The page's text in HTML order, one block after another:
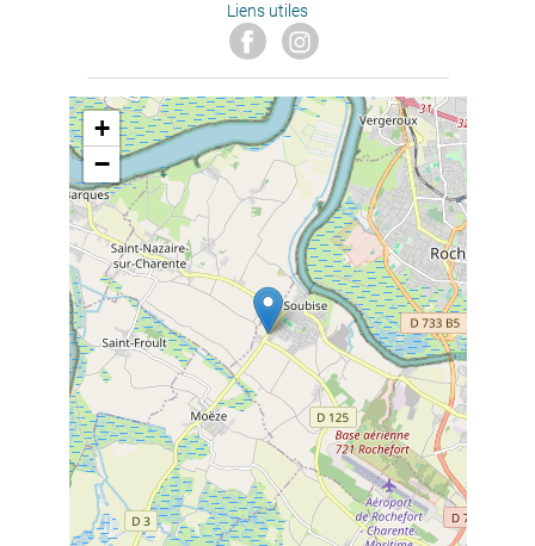
Liens utiles
+
−